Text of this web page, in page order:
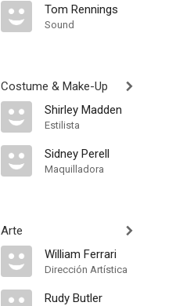
Tom Rennings
Sound
Costume & Make-Up
Shirley Madden
Estilista
Sidney Perell
Maquilladora
Arte
William Ferrari
Dirección Artística
Rudy Butler